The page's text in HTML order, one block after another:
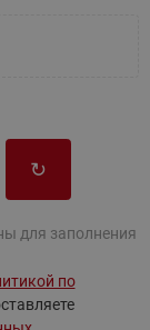
↻
для заполнения
по